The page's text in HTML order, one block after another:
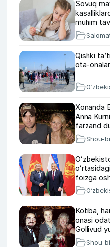
Sovuq
muhim
Qishki
ota-
Xonanda
Anna
farzand
Shou-
foizga
Kotiba,
onasi
Gollivud
Shou-